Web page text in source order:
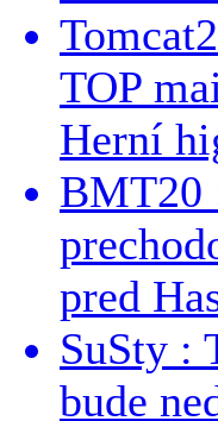
TOP
Herní
BMT20
pred
SuSty :
bude